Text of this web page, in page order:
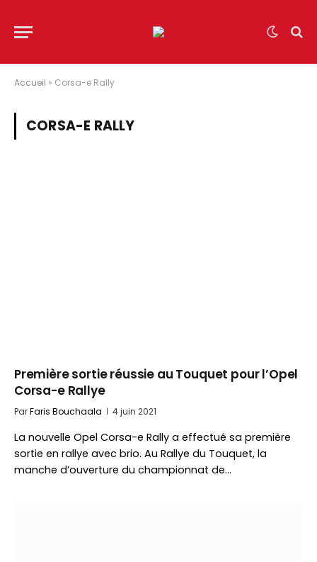
Accueil » Corsa-e Rally
CORSA-E RALLY
Première sortie réussie au Touquet pour l’Opel
Corsa-e Rallye
ParFaris Bouchaala 4 juin 2021
La nouvelle Opel Corsa-e Rally a effectué sa première
sortie en rallye avec brio. Au Rallye du Touquet, la
manche d’ouverture du championnat de…